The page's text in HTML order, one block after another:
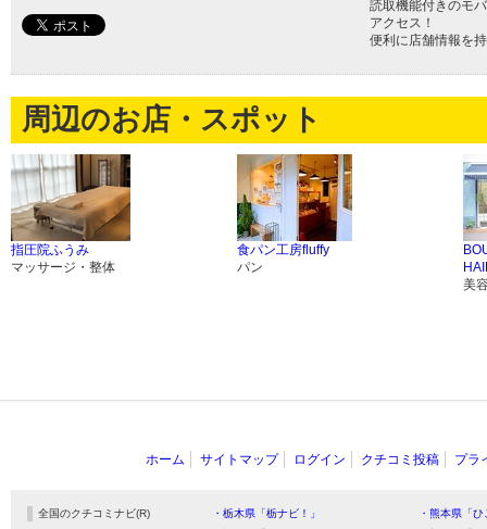
読取機能付きのモ
アクセス！
便利に店舗情報を
周辺のお店・スポット
指圧院ふうみ
マッサージ・整体
食パン工房fluffy
パン
美
ホーム サイトマップ ログイン クチコミ投稿 プラ
全国のクチコミナビ(R) ・栃木県「栃ナビ！」
・熊本県「